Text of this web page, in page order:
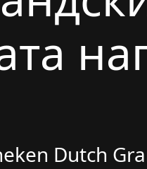
Dutch